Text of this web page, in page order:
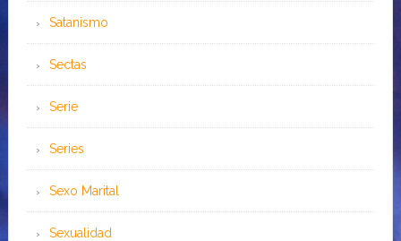
Satanismo
Sectas
Serie
Series
Sexo Marital
Sexualidad